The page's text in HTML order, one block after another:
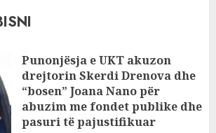
Punonjësja e UKT akuzon
drejtorin Skerdi Drenova dhe
“bosen” Joana Nano për
abuzim me fondet publike dhe
pasuri të pajustifikuar